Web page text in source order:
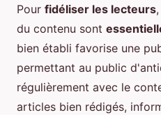
Pour fidéliser les lecteurs
du contenu sont
bien établi favorise une
permettant au public
régulièrement avec le
articles bien rédigés,